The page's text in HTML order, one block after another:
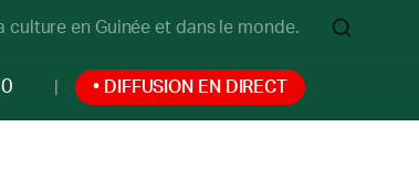
en Guinée et dans le monde.
• DIFFUSION EN DIRECT